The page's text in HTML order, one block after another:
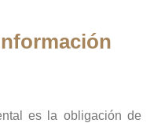
es la obligación de